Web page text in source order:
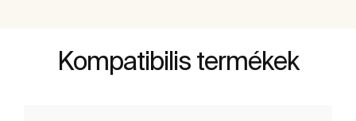
Kompatibilis termékek